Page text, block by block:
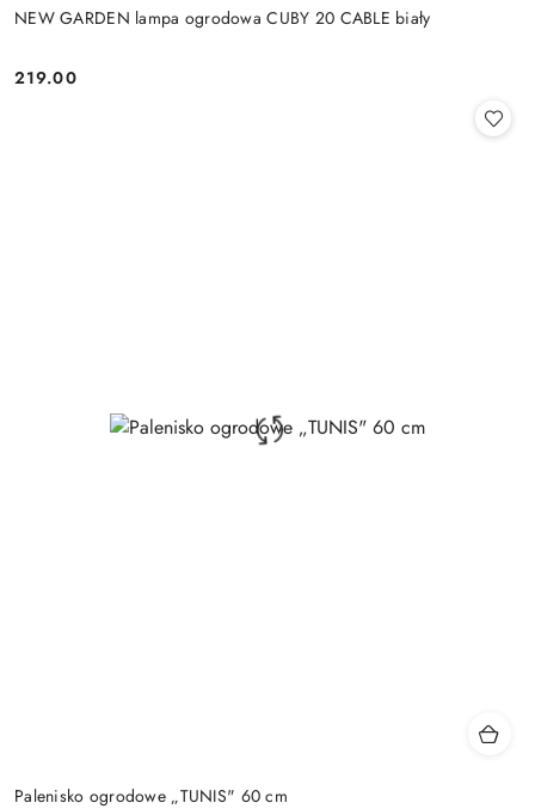
NEW GARDEN lampa ogrodowa CUBY 20 CABLE biały
Cena:
219.00
Palenisko ogrodowe „TUNIS" 60 cm